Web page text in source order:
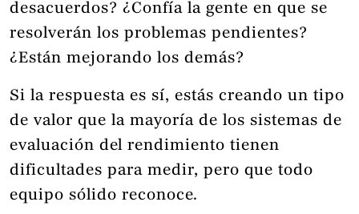
desacuerdos? ¿Confía la gente en que se
resolverán los problemas pendientes?
¿Están mejorando los demás?
Si la respuesta es sí, estás creando un tipo
de valor que la mayoría de los sistemas de
evaluación del rendimiento tienen
dificultades para medir, pero que todo
equipo sólido reconoce.